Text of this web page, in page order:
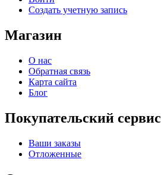
Создать учетную запись
Магазин
О нас
Обратная связь
Карта сайта
Блог
Покупательский сервис
Ваши заказы
Отложенные